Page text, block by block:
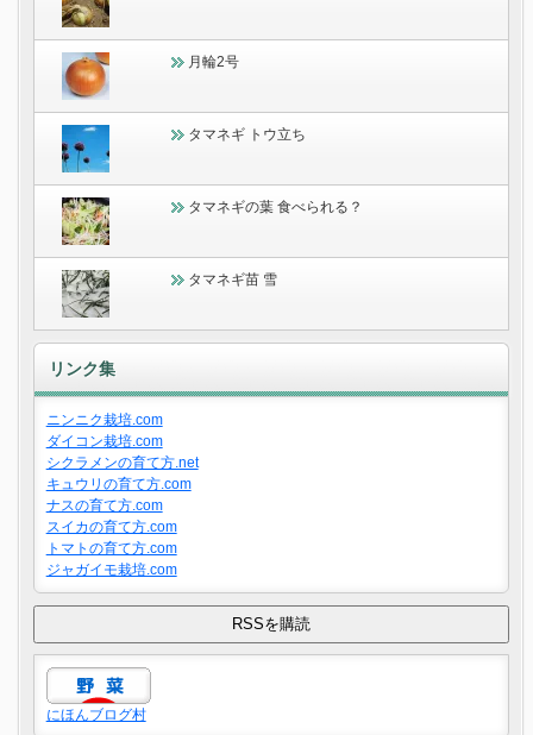
月輪2号
タマネギ トウ立ち
タマネギの葉 食べられる？
タマネギ苗 雪
リンク集
ニンニク栽培.com
ダイコン栽培.com
シクラメンの育て方.net
キュウリの育て方.com
ナスの育て方.com
スイカの育て方.com
トマトの育て方.com
ジャガイモ栽培.com
にほんブログ村